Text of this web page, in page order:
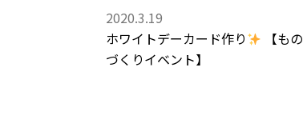
2020.3.19
ホワイトデーカード作り
【もの
づくりイベント】